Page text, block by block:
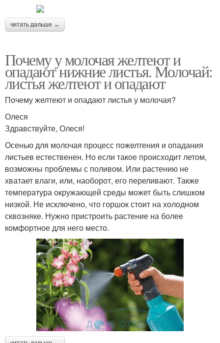
читать дальше →
Почему у молочая желтеют и
опадают нижние листья. Молочай:
листья желтеют и опадают
Почему желтеют и опадают листья у молочая?
Олеся
Здравствуйте, Олеся!
Осенью для молочая процесс пожелтения и опадания
листьев естественен. Но если такое происходит летом,
возможны проблемы с поливом. Или растению не
хватает влаги, или, наоборот, его переливают. Также
температура окружающей среды может быть слишком
низкой. Не исключено, что горшок стоит на холодном
сквозняке. Нужно пристроить растение на более
комфортное для него место.